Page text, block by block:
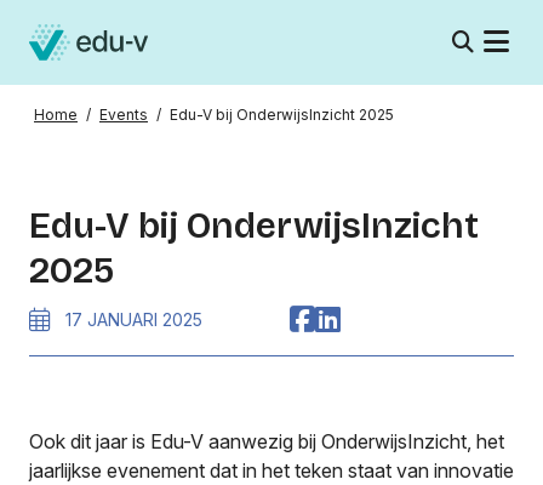
Home / Events / Edu-V bij OnderwijsInzicht 2025
Edu-V bij OnderwijsInzicht
2025
17 JANUARI 2025
Ook dit jaar is Edu-V aanwezig bij OnderwijsInzicht, het
jaarlijkse evenement dat in het teken staat van innovatie